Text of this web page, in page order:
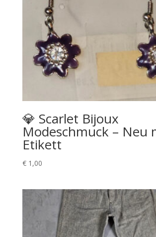
💎 Scarlet Bijoux
Modeschmuck – Neu
Etikett
€1,00